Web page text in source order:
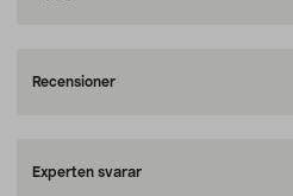
Recensioner
Experten svarar